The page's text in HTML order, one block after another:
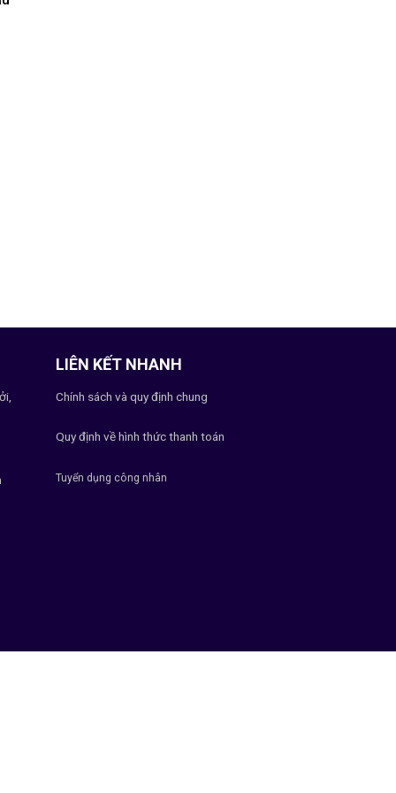
LIÊN KẾT NHANH
Chính sách và quy định chung
Quy định về hình thức thanh toán
Tuyển dụng công nhân